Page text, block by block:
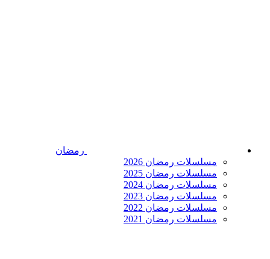
رمضان
مسلسلات رمضان 2026
مسلسلات رمضان 2025
مسلسلات رمضان 2024
مسلسلات رمضان 2023
مسلسلات رمضان 2022
مسلسلات رمضان 2021